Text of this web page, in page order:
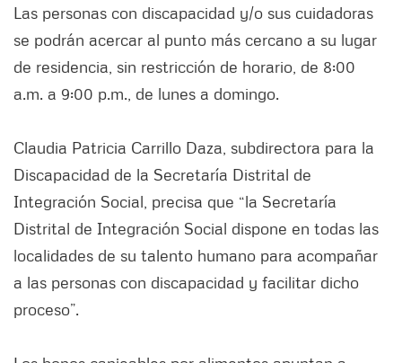
Las personas con discapacidad y/o sus cuidadoras
se podrán acercar al punto más cercano a su lugar
de residencia, sin restricción de horario, de 8:00
a.m. a 9:00 p.m., de lunes a domingo.
Claudia Patricia Carrillo Daza, subdirectora para la
Discapacidad de la Secretaría Distrital de
Integración Social, precisa que “la Secretaría
Distrital de Integración Social dispone en todas las
localidades de su talento humano para acompañar
a las personas con discapacidad y facilitar dicho
proceso”.